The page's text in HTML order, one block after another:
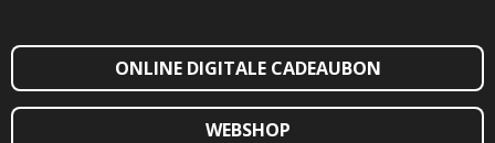
ONLINE DIGITALE CADEAUBON
WEBSHOP